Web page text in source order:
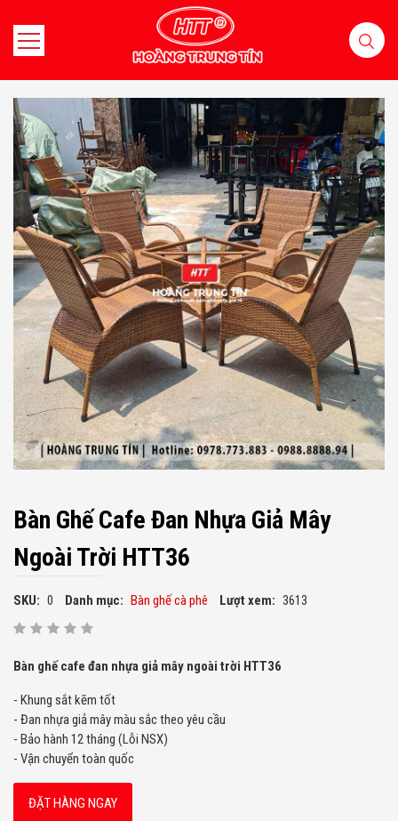
Bàn Ghế Cafe Đan Nhựa Giả Mây
Ngoài Trời HTT36
SKU: 0 Danh mục: Bàn ghế cà phê Lượt xem: 3613
Bàn ghế cafe đan nhựa giả mây ngoài trời HTT36
- Khung sắt kẽm tốt
- Đan nhựa giả mây màu sắc theo yêu cầu
- Bảo hành 12 tháng (Lỗi NSX)
- Vận chuyển toàn quốc
ĐẶT HÀNG NGAY